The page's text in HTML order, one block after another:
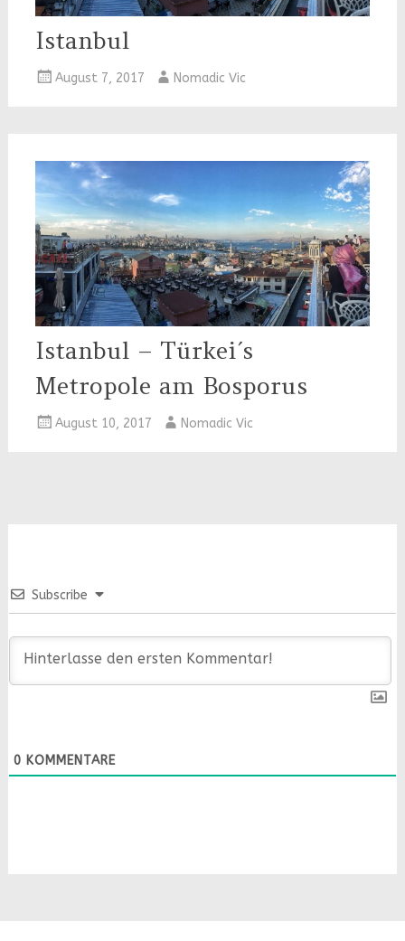
Istanbul
August 7, 2017 Nomadic Vic
Istanbul – Türkei´s
Metropole am Bosporus
August 10, 2017 Nomadic Vic
Subscribe
0 KOMMENTARE